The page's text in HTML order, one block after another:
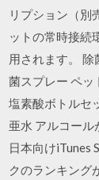
リプション（別
ットの常時接続
用されます。
菌スプレー ペッ
塩素酸ボトルセ
亜水 アルコー
日本向けiTunes
クのランキング